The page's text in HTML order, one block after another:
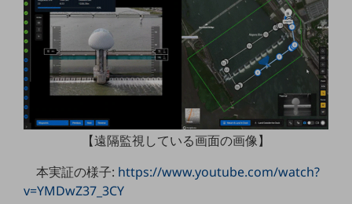
home5Gプラン
モバイルサービス
端末の一元管理
セキュリティ
運用保守・故障紛失サポート
回線・ネットワーク
【遠隔監視している画面の画像】
本実証の様子: https://www.youtube.com/watch?
v=YMDwZ37_3CY